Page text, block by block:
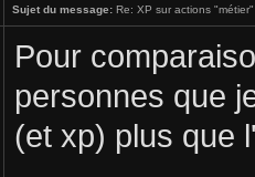
Sujet du message: Re: XP sur actions
Pour
personnes que
(et xp) plus que